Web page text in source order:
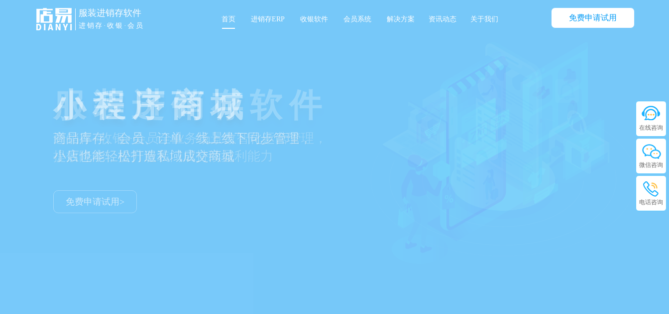
免费申请试用
服装进销存软件
进销存·收银·会员
首页 进销存ERP 收银软件 会员系统 解决方案 资讯动态 关于我们
服装进销存软件
进销存+收银+会员全业务场景数智化运营管理，
提效降本，提升服装门店持续盈利能力
免费申请试用>
在线咨询
微信咨询
电话咨询